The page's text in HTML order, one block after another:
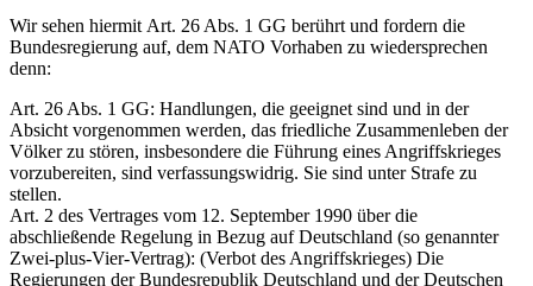
Wir sehen hiermit Art. 26 Abs. 1 GG berührt und fordern die
Bundesregierung auf, dem NATO Vorhaben zu wiedersprechen
denn:
Art. 26 Abs. 1 GG: Handlungen, die geeignet sind und in der
Absicht vorgenommen werden, das friedliche Zusammenleben der
Völker zu stören, insbesondere die Führung eines Angriffskrieges
vorzubereiten, sind verfassungswidrig. Sie sind unter Strafe zu
stellen.
Art. 2 des Vertrages vom 12. September 1990 über die
abschließende Regelung in Bezug auf Deutschland (so genannter
Zwei-plus-Vier-Vertrag): (Verbot des Angriffskrieges) Die
Regierungen der Bundesrepublik Deutschland und der Deutschen